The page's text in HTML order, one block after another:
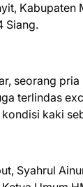
Kabupaten
Siang.
seorang
terlindas
kaki
Syahrul